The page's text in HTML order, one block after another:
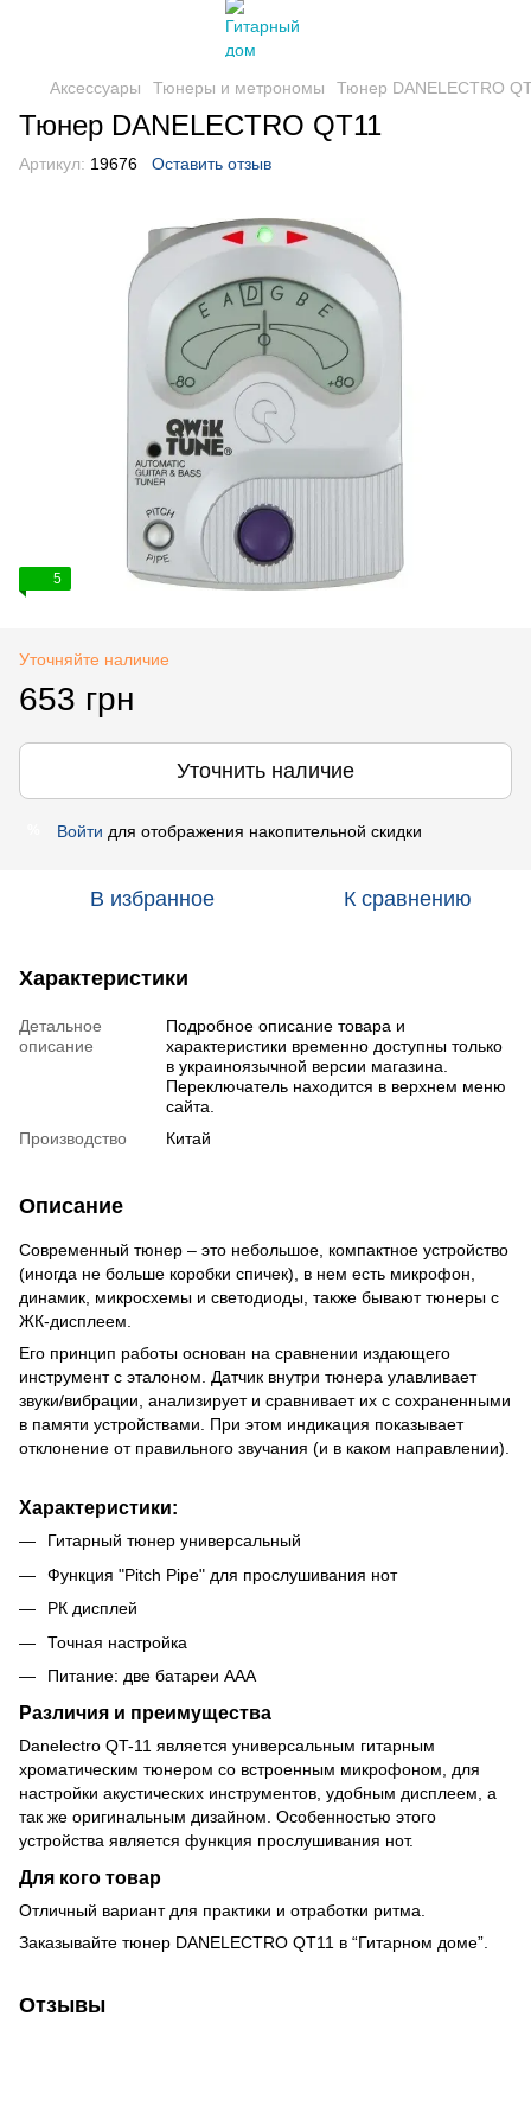
Аксессуары Тюнеры и метрономы Тюнер DANELECTRO
Тюнер DANELECTRO QT11
Артикул: 19676 Оставить отзыв
5
Уточняйте наличие
653 грн
Уточнить наличие
Войти для отображения накопительной скидки
В избранное К сравнению
Характеристики
Детальное
описание
Подробное описание товара и
характеристики временно доступны только
в украиноязычной версии магазина.
Переключатель находится в верхнем меню
сайта.
Производство
Китай
Описание
Современный тюнер – это небольшое, компактное устройство
(иногда не больше коробки спичек), в нем есть микрофон,
динамик, микросхемы и светодиоды, также бывают тюнеры с
ЖК-дисплеем.
Его принцип работы основан на сравнении издающего
инструмент с эталоном. Датчик внутри тюнера улавливает
звуки/вибрации, анализирует и сравнивает их с сохраненными
в памяти устройствами. При этом индикация показывает
отклонение от правильного звучания (и в каком направлении).
Характеристики:
Гитарный тюнер универсальный
Функция "Pitch Pipe" для прослушивания нот
РК дисплей
Точная настройка
Питание: две батареи ААА
Различия и преимущества
Danelectro QT-11 является универсальным гитарным
хроматическим тюнером со встроенным микрофоном, для
настройки акустических инструментов, удобным дисплеем, а
так же оригинальным дизайном. Особенностью этого
устройства является функция прослушивания нот.
Для кого товар
Отличный вариант для практики и отработки ритма.
Заказывайте тюнер DANELECTRO QT11 в “Гитарном доме”.
Отзывы